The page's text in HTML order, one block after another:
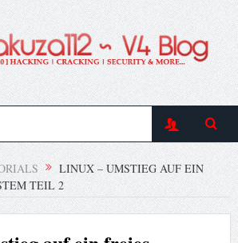
LINUX – UMSTIEG AUF EIN
TEIL 2